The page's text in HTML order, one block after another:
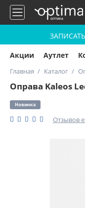
Акции Аутлет
Главная Каталог
Оправа Kaleos
Новинка
Отзывов